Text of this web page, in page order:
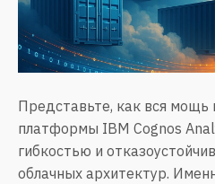
Представьте, как вся мощь
платформы IBM Cognos
гибкостью и
облачных архитектур.